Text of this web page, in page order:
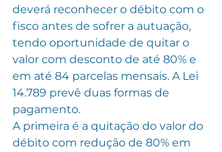
deverá reconhecer o débito com o
fisco antes de sofrer a autuação,
tendo oportunidade de quitar o
valor com desconto de até 80% e
em até 84 parcelas mensais. A Lei
14.789 prevê duas formas de
pagamento.
A primeira é a quitação do valor do
débito com redução de 80% em